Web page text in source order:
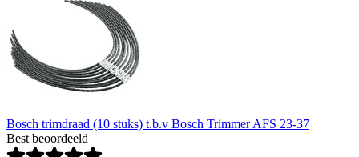
Bosch trimdraad (10 stuks) t.b.v Bosch Trimmer AFS 23-37
Best beoordeeld